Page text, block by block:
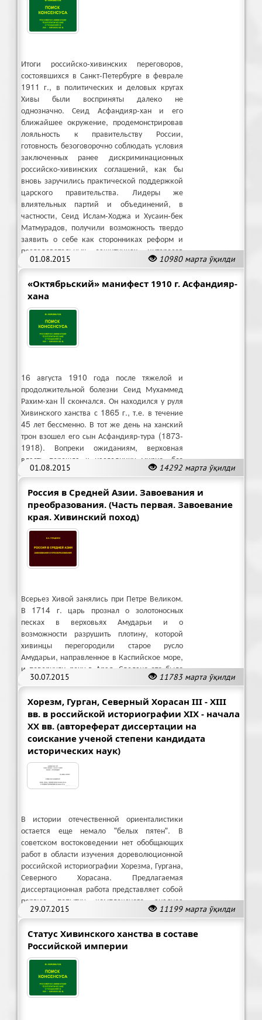
01.08.2015 10980 марта ўқилди
Итоги российско-хивинских переговоров,
состоявшихся в Санкт-Петербурге в феврале
1911 г., в политических и деловых кругах
Хивы были восприняты далеко не
однозначно. Сеид Асфандияр-хан и его
ближайшее окружение, продемонстрировав
лояльность к правительству России,
готовность безоговорочно соблюдать условия
заключенных ранее дискриминационных
российско-хивинских соглашений, как бы
вновь заручились практической поддержкой
царского правительства. Лидеры же
влиятельных партий и объединений, в
частности, Сеид Ислам-Ходжа и Хусаин-бек
Матмурадов, получили возможность твердо
заявить о себе как сторонниках реформ и
последовательных защитниках интересов
всех слоев хивинского общества.
«Октябрьский» манифест 1910 г. Асфандияр-
хана
01.08.2015 14292 марта ўқилди
16 августа 1910 года после тяжелой и
продолжительной болезни Сеид Мухаммед
Рахим-хан II скончался. Он находился у руля
Хивинского ханства с 1865 г., т.е. в течение
45 лет бессменно. В тот же день на ханский
трон взошел его сын Асфандияр-тура (1873-
1918). Вопреки ожиданиям, верховная
власть перешла к наследнику мирно, без
каких-либо осложнений.
Россия в Средней Азии. Завоевания и
преобразования. (Часть первая. Завоевание
края. Хивинский поход)
30.07.2015 11783 марта ўқилди
Всерьез Хивой занялись при Петре Великом.
В 1714 г. царь прознал о золотоносных
песках в верховьях Амударьи и о
возможности разрушить плотину, которой
хивинцы перегородили старое русло
Амударьи, направленное в Каспийское море,
и повернули реку в Арал. Сделано это было
ради повышения безопасности ханства.
Хорезм, Гурган, Северный Хорасан III - XIII
вв. в российской историографии XIX - начала
XX вв. (автореферат диссертации на
соискание ученой степени кандидата
исторических наук)
29.07.2015 11199 марта ўқилди
В истории отечественной ориенталистики
остается еще немало "белых пятен". В
советском востоковедении нет обобщающих
работ в области изучения дореволюционной
российской историографии Хорезма, Гургана,
Северного Хорасана. Предлагаемая
диссертационная работа представляет собой
первую попытку комплексного анализа
данной теш.
Статус Хивинского ханства в составе
Российской империи